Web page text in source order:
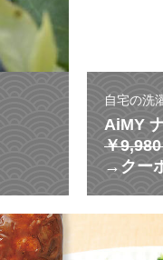
自宅の洗
AiMY
￥
→クー